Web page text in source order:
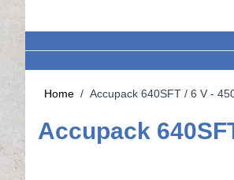
Home / Accupack 640SFT / 6 V -
Accupack